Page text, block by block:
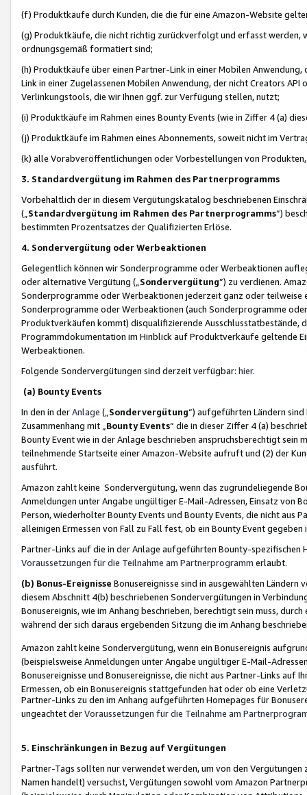
(f) Produktkäufe durch Kunden, die die für eine Amazon-Website
(g) Produktkäufe, die nicht richtig zurückverfolgt und erfasst werden,
ordnungsgemäß formatiert sind;
(h) Produktkäufe über einen Partner-Link in einer Mobilen
Link in einer Zugelassenen Mobilen Anwendung, der nicht Creators
Verlinkungstools, die wir Ihnen ggf. zur Verfügung stellen, nutzt;
(i) Produktkäufe im Rahmen eines Bounty Events (wie in Ziffer 4 (a)
(j) Produktkäufe im Rahmen eines Abonnements, soweit nicht im
(k) alle Vorabveröffentlichungen oder Vorbestellungen von
3. Standardvergütung im Rahmen des Partnerprogramms
Vorbehaltlich der in diesem Vergütungskatalog beschriebenen
(„ Standardvergütung im Rahmen des Partnerprogramms“)
bestimmten Prozentsatzes der Qualifizierten Erlöse.
4. Sondervergütung oder Werbeaktionen
Gelegentlich können wir Sonderprogramme oder Werbeaktionen
oder alternative Vergütung („ Sondervergütung”) zu verdienen.
Sonderprogramme oder Werbeaktionen jederzeit ganz oder
Sonderprogramme oder Werbeaktionen (auch Sonderprogramme
Produktverkäufen kommt) disqualifizierende Ausschlusstatbestände,
Programmdokumentation im Hinblick auf Produktverkäufe geltende
Werbeaktionen.
Folgende Sondervergütungen sind derzeit verfügbar: hier.
(a) Bounty Events
In den in derAnlage („ Sondervergütung“) aufgeführten Ländern
Zusammenhang mit „ Bounty Events“ die in dieser Ziffer 4 (a)
Bounty Event wie in der Anlage beschrieben anspruchsberechtigt sein
teilnehmende Startseite einer Amazon-Website aufruft und (2) der
ausführt.
Amazon zahlt keine Sondervergütung, wenn das zugrundeliegende
Anmeldungen unter Angabe ungültiger E-Mail-Adressen, Einsatz von
Person, wiederholter Bounty Events und Bounty Events, die nicht
alleinigen Ermessen von Fall zu Fall fest, ob ein Bounty Event
Partner-Links auf die in der Anlage aufgeführten Bounty-spezifischen
Voraussetzungen für die Teilnahme am Partnerprogramm erlaubt.
(b) Bonus-Ereignisse Bonusereignisse sind in ausgewählten Ländern
diesem Abschnitt 4(b) beschriebenen Sondervergütungen in
Bonusereignis, wie im Anhang beschrieben, berechtigt sein muss,
während der sich daraus ergebenden Sitzung die im Anhang
Amazon zahlt keine Sondervergütung, wenn ein Bonusereignis
(beispielsweise Anmeldungen unter Angabe ungültiger E-Mail-
Bonusereignisse und Bonusereignisse, die nicht aus Partner-Links auf
Ermessen, ob ein Bonusereignis stattgefunden hat oder ob eine
Partner-Links zu den im Anhang aufgeführten Homepages für
ungeachtet derVoraussetzungen für die Teilnahme am
5. Einschränkungen in Bezug auf Vergütungen
Partner-Tags sollten nur verwendet werden, um von den
Namen handelt) versuchst, Vergütungen sowohl vom Amazon